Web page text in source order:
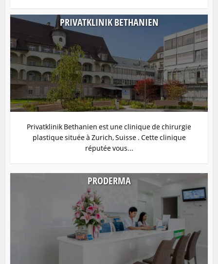
PRIVATKLINIK BETHANIEN
Privatklinik Bethanien est une clinique de chirurgie
plastique située à Zurich, Suisse . Cette clinique
réputée vous...
PRODERMA